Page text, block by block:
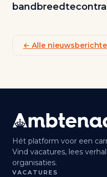
← Alle
Hét platform voor een
Vind vacatures, lees
organisaties.
VACATURES